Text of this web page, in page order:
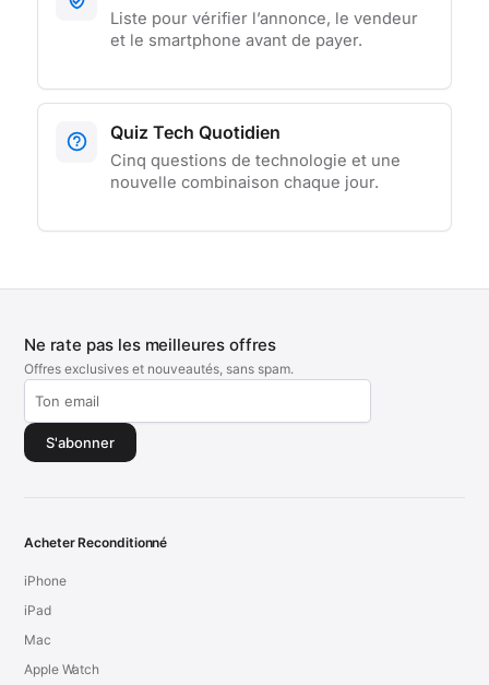
Liste pour vérifier l’annonce, le vendeur
et le smartphone avant de payer.
Quiz Tech Quotidien
Cinq questions de technologie et une
nouvelle combinaison chaque jour.
Ne rate pas les meilleures offres
Offres exclusives et nouveautés, sans spam.
S'abonner
Acheter Reconditionné
iPhone
iPad
Mac
Apple Watch